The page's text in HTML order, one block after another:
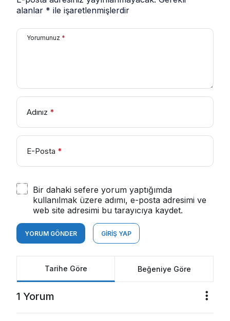
alanlar * ile işaretlenmişlerdir
Yorumunuz *
Adınız *
E-Posta *
Bir dahaki sefere yorum yaptığımda
kullanılmak üzere adımı, e-posta adresimi ve
web site adresimi bu tarayıcıya kaydet.
YORUM GÖNDER GIRIŞ YAP
Tarihe Göre Beğeniye Göre
1 Yorum